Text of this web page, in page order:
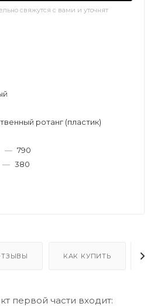
свяжутся с вами и уточнят
ротанг (пластик)
— 790
— 380
КАК КУПИТЬ
первой части входит: